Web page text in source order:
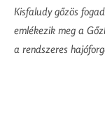
Kisfaludy gőzös
emlékezik meg a
a rendszeres